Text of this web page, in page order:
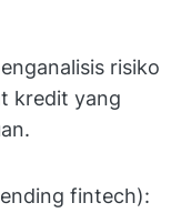
risiko
kredit yang
fintech):